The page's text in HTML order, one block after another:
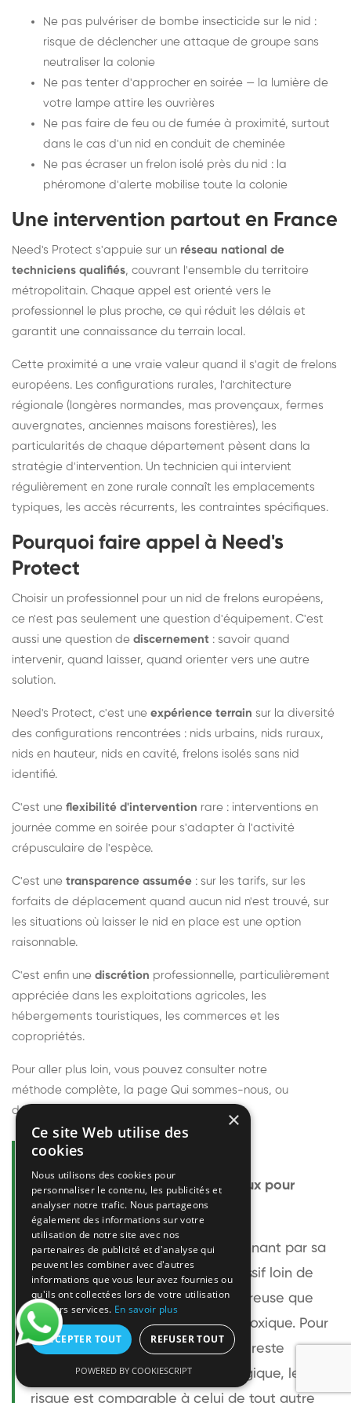
Ne pas pulvériser de bombe insecticide sur le nid :
risque de déclencher une attaque de groupe sans
neutraliser la colonie
Ne pas tenter d'approcher en soirée — la lumière de
votre lampe attire les ouvrières
Ne pas faire de feu ou de fumée à proximité, surtout
dans le cas d'un nid en conduit de cheminée
Ne pas écraser un frelon isolé près du nid : la
phéromone d'alerte mobilise toute la colonie
Une intervention partout en France
Need's Protect s'appuie sur un réseau national de
techniciens qualifiés, couvrant l'ensemble du territoire
métropolitain. Chaque appel est orienté vers le
professionnel le plus proche, ce qui réduit les délais et
garantit une connaissance du terrain local.
Cette proximité a une vraie valeur quand il s'agit de frelons
européens. Les configurations rurales, l'architecture
régionale (longères normandes, mas provençaux, fermes
auvergnates, anciennes maisons forestières), les
particularités de chaque département pèsent dans la
stratégie d'intervention. Un technicien qui intervient
régulièrement en zone rurale connaît les emplacements
typiques, les accès récurrents, les contraintes spécifiques.
Pourquoi faire appel à Need's
Protect
Choisir un professionnel pour un nid de frelons européens,
ce n'est pas seulement une question d'équipement. C'est
aussi une question de discernement : savoir quand
intervenir, quand laisser, quand orienter vers une autre
solution.
Need's Protect, c'est une expérience terrain sur la diversité
des configurations rencontrées : nids urbains, nids ruraux,
nids en hauteur, nids en cavité, frelons isolés sans nid
identifié.
C'est une flexibilité d'intervention rare : interventions en
journée comme en soirée pour s'adapter à l'activité
crépusculaire de l'espèce.
C'est une transparence assumée : sur les tarifs, sur les
forfaits de déplacement quand aucun nid n'est trouvé, sur
les situations où laisser le nid en place est une option
raisonnable.
C'est enfin une discrétion professionnelle, particulièrement
appréciée dans les exploitations agricoles, les
hébergements touristiques, les commerces et les
copropriétés.
Pour aller plus loin, vous pouvez consulter notre
méthode complète, la page Qui sommes-nous, ou
découvrir
Questions fréquentes
Le frelon européen est-il dangereux pour
l'homme ?
Le frelon européen est impressionnant par sa
taille mais relativement peu agressif loin de
son nid. Sa piqûre est plus douloureuse que
celle d'une guêpe sans être plus toxique. Pour
une personne non allergique, elle reste
bénigne. Pour une personne allergique, le
risque est comparable à celui de tout autre
×
Ce site Web utilise des
cookies
Nous utilisons des cookies pour
personnaliser le contenu, les publicités et
analyser notre trafic. Nous partageons
également des informations sur votre
utilisation de notre site avec nos
partenaires de publicité et d'analyse qui
peuvent les combiner avec d'autres
informations que vous leur avez fournies ou
qu'ils ont collectées lors de votre utilisation
de leurs services. En savoir plus
ACCEPTER TOUT REFUSER TOUT
POWERED BY COOKIESCRIPT